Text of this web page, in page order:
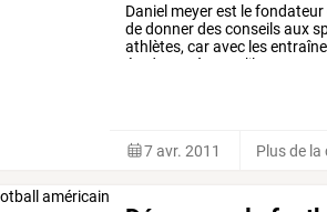
Daniel meyerest lefondateur
dedonnerdesconseilsaux
athlètes, caravec les
études
à qu’ils
7 avr. 2011 Plus de